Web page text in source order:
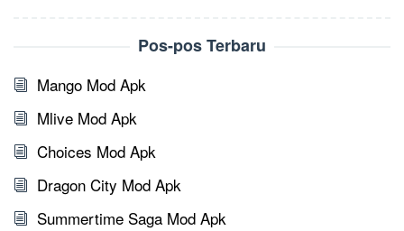
Pos-pos Terbaru
Mango Mod Apk
Mlive Mod Apk
Choices Mod Apk
Dragon City Mod Apk
Summertime Saga Mod Apk